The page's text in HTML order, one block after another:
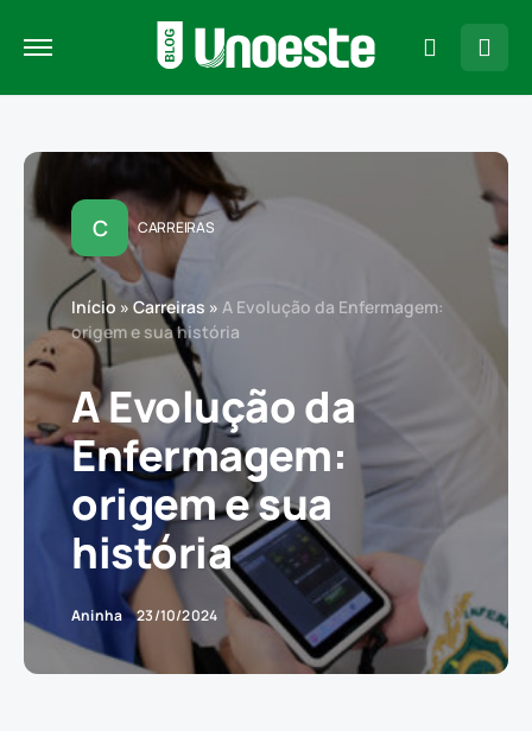
C CARREIRAS
Início » Carreiras » A Evolução da Enfermagem:
origem e sua história
A Evolução da
Enfermagem:
origem e sua
história
Aninha 23/10/2024